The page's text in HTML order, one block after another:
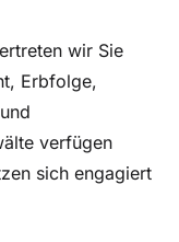
wir Sie
Erbfolge,
verfügen
sich engagiert